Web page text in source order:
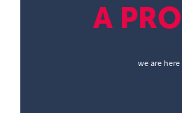
A
we are